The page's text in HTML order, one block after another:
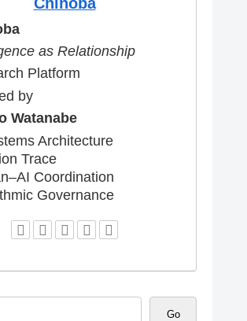
as Relationship
Platform
by
Watanabe
Architecture
Trace
Coordination
Governance
Go